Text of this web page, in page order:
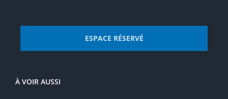
ESPACE RÉSERVÉ
À VOIR AUSSI